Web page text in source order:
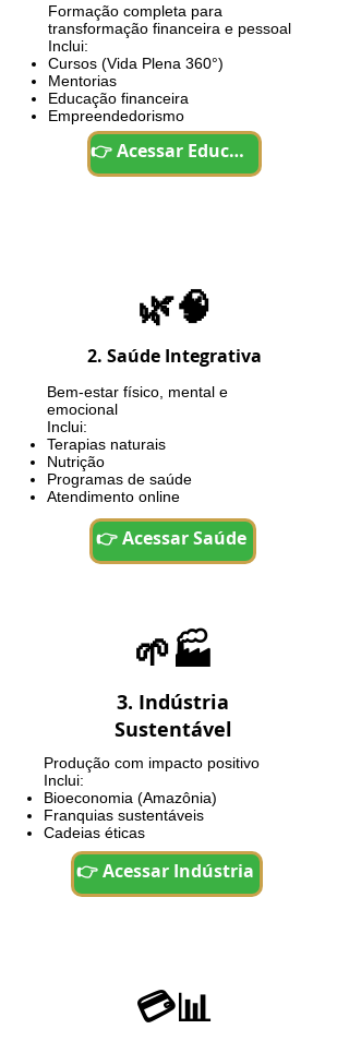
Formação completa para
transformação financeira e pessoal
Inclui:
Cursos (Vida Plena 360°)
Mentorias
Educação financeira
Empreendedorismo
👉 Acessar Educação
🌿🧠
2. Saúde Integrativa
Bem-estar físico, mental e
emocional
Inclui:
Terapias naturais
Nutrição
Programas de saúde
Atendimento online
👉 Acessar Saúde
🌱🏭
3. Indústria
Sustentável
Produção com impacto positivo
Inclui:
Bioeconomia (Amazônia)
Franquias sustentáveis
Cadeias éticas
👉 Acessar Indústria
💳📊